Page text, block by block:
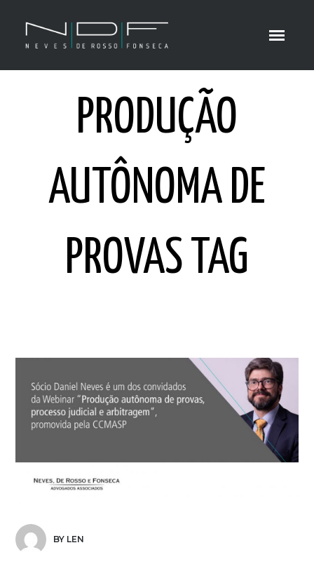
PRODUÇÃO
AUTÔNOMA DE
PROVAS TAG
BY LEN